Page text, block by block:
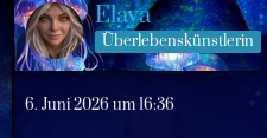
Elaya
Überlebenskünstlerin
6. Juni 2026 um 16:36